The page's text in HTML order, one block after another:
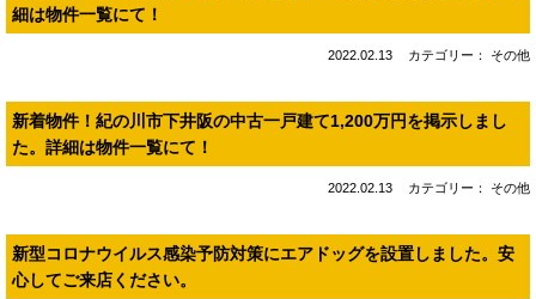
細は物件一覧にて！
2022.02.13 カテゴリー： その他
新着物件！紀の川市下井阪の中古一戸建て1,200万円を掲示しまし
た。詳細は物件一覧にて！
2022.02.13 カテゴリー： その他
新型コロナウイルス感染予防対策にエアドッグを設置しました。安
心してご来店ください。